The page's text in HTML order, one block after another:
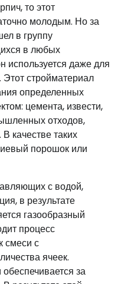
то этот
молодым. Но за
в группу
в любых
используется даже для
Этот стройматериал
определенных
цемента, извести,
отходов,
качестве таких
порошок или
с водой,
в результате
газообразный
процесс
смеси с
ячеек.
за